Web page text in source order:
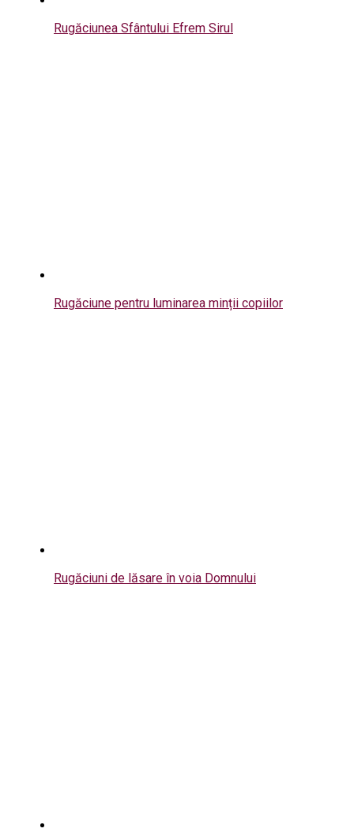
Rugăciunea Sfântului Efrem Sirul
Rugăciune pentru luminarea minții copiilor
Rugăciuni de lăsare în voia Domnului